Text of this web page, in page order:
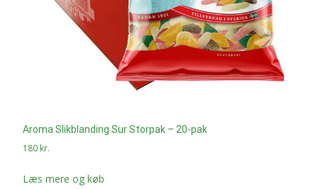
Aroma Slikblanding Sur Storpak – 20-pak
180 kr.
Læs mere og køb